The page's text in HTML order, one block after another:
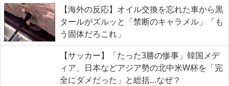
【海外の反応】オイル交換を忘れた車から黒
タールがズルッと「禁断のキャラメル」「も
う固体だろこれ」
【サッカー】「たった3勝の惨事」韓国メデ
ィア、日本などアジア勢の北中米W杯を「完
全にダメだった」と総括…なぜ？